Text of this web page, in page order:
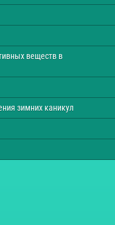
веществ в
зимних каникул